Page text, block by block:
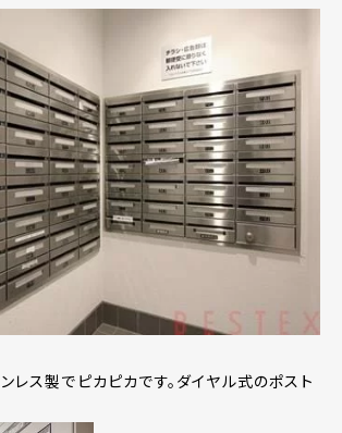
レス製でピカピカです。ダイヤル式のポスト